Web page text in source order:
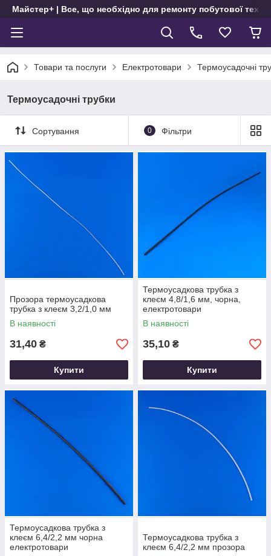
Майстер+ | Все, що необхідно для ремонту побутової
Товари та послуги Електротовари Термоусадочні
Термоусадочні трубки
Сортування 0 Фільтри
Прозора термоусадкова
трубка з клеєм 3,2/1,0 мм
В наявності
31,40 ₴
Купити
Термоусадкова трубка з
клеєм 4,8/1,6 мм, чорна,
електротовари
В наявності
35,10 ₴
Купити
Термоусадкова трубка з
клеєм 6,4/2,2 мм чорна
електротовари
Термоусадкова трубка з
клеєм 6,4/2,2 мм прозора